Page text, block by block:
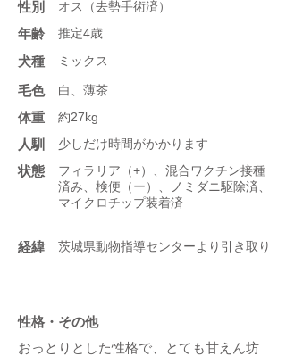
性別 オス（去勢手術済）
年齢 推定4歳
​犬種 ミックス
​毛色 白、薄茶
体重 約27kg
人馴 少しだけ時間がかかります
状態
フィラリア（+）、混合ワクチン接種
済み、検便（ー）、ノミダニ駆除済、
マイクロチップ装着済
​経緯 茨城県動物指導センターより引き取り
性格・その他
おっとりとした性格で、とても甘えん坊